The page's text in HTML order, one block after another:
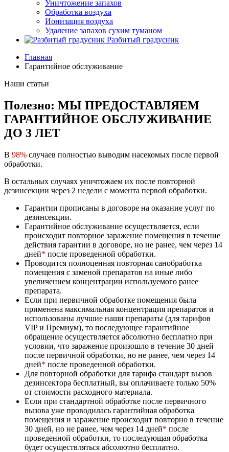
Уничтожение запахов
Обработка воздуха
Ионизация воздуха
Удаление запахов сухим туманом
Разбитый градусник
Главная
Гарантийное обслуживание
Наши статьи
Полезно: МЫ ПРЕДОСТАВЛЯЕМ
ГАРАНТИЙНОЕ ОБСЛУЖИВАНИЕ
ДО 3 ЛЕТ
В 98% случаев полностью выводим насекомых после первой
обработки.
В остальных случаях уничтожаем их после повторной
дезинсекции через 2 недели с момента первой обработки.
Гарантии прописаны в договоре на оказание услуг по
дезинсекции.
Гарантийное обслуживание осуществляется, если
происходит повторное заражение помещения в течение
действия гарантии в договоре, но не ранее, чем через 14
дней* после проведенной обработки.
Проводится полноценная повторная санобработка
помещения с заменой препаратов на иные либо
увеличением концентрации используемого ранее
препарата.
Если при первичной обработке помещения была
применена максимальная концентрация препаратов и
использованы лучшие наши препараты (для тарифов
VIP и Премиум), то последующее гарантийное
обращение осуществляется абсолютно бесплатно при
условии, что заражение произошло в течение 30 дней
после первичной обработки, но не ранее, чем через 14
дней* после проведенной обработки.
Для повторной обработки для тарифа стандарт вызов
дезинсектора бесплатный, вы оплачиваете только 50%
от стоимости расходного материала.
Если при стандартной обработке после первичного
вызова уже проводилась гарантийная обработка
помещения и заражение происходит повторно в течение
30 дней, но не ранее, чем через 14 дней* после
проведенной обработки, то последующая обработка
будет осуществляться абсолютно бесплатно.